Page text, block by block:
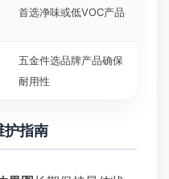
首选净味或低VOC产品
五金件选品牌产品确保
耐用性
护指南